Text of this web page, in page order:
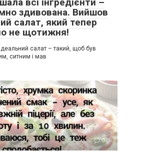
здивована. Вийшов
салат, який тепер
не щотижня!
салат – такий, щоб був
ситним і мав
0